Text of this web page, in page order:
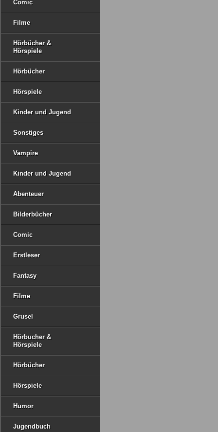
Comic
Filme
Hörbücher &
Hörspiele
Hörbücher
Hörspiele
Kinder und Jugend
Sonstiges
Vampire
Kinder und Jugend
Abenteuer
Bilderbücher
Comic
Erstleser
Fantasy
Filme
Grusel
Hörbucher &
Hörspiele
Hörbücher
Hörspiele
Humor
Jugendbuch